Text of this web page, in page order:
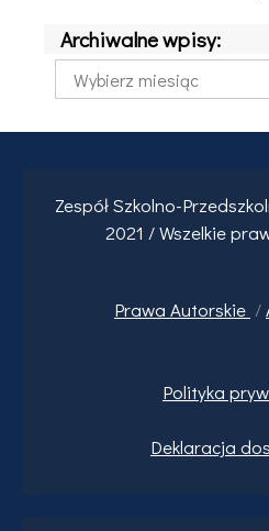
Archiwalne wpisy:
Archiwalne
wpisy:
Zespół Szkolno-
2021 / Wszelkie
Prawa Autorskie /
Polityka
Deklaracja